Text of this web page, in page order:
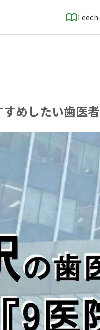
Teech
めしたい歯医